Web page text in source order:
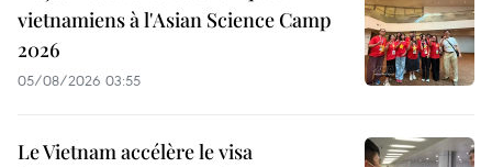
vietnamiens à l'Asian Science Camp
2026
05/08/2026 03:55
Le Vietnam accélère le visa